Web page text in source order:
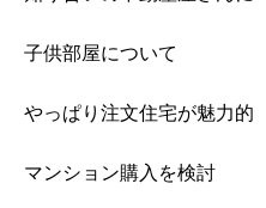
子供部屋について
やっぱり注文住宅が魅力的
マンション購入を検討